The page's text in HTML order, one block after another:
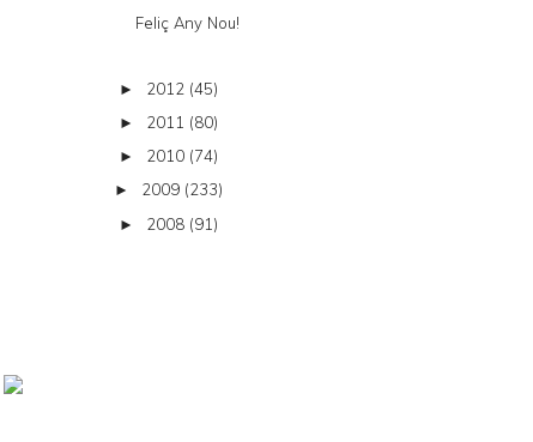
Feliç Any Nou!
► 2012 (45)
► 2011 (80)
► 2010 (74)
► 2009 (233)
► 2008 (91)